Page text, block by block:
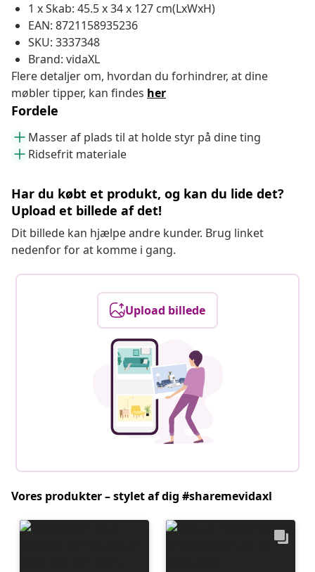
1 x Skab: 45.5 x 34 x 127 cm(LxWxH)
EAN: 8721158935236
SKU: 3337348
Brand: vidaXL
Flere detaljer om, hvordan du forhindrer, at dine
møbler tipper, kan findes her
Fordele
Masser af plads til at holde styr på dine ting
Ridsefrit materiale
Har du købt et produkt, og kan du lide det?
Upload et billede af det!
Dit billede kan hjælpe andre kunder. Brug linket
nedenfor for at komme i gang.
Upload billede
Vores produkter – stylet af dig #sharemevidaxl